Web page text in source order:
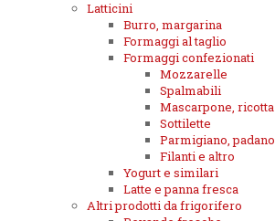
Latticini
Burro, margarina
Formaggi al taglio
Formaggi confezionati
Mozzarelle
Spalmabili
Mascarpone, ricotta
Sottilette
Parmigiano, padano
Filanti e altro
Yogurt e similari
Latte e panna fresca
Altri prodotti da frigorifero